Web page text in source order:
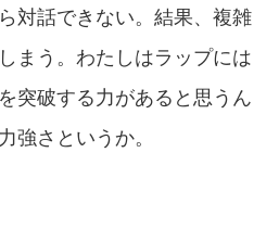
対話できない。結果、複雑
まう。わたしはラップには
突破する力があると思うん
強さというか。